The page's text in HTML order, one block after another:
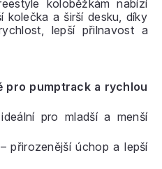
koloběžkám nabízí
kolečka a širší desku, díky
lepší přilnavost a
pro pumptrack a rychlou
pro mladší a menší
– přirozenější úchop a lepší